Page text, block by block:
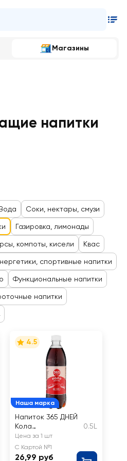
Магазины
напитки
Соки, нектары, смузи
Газировка, лимонады
компоты, кисели Квас
спортивные напитки
Функциональные напитки
напитки
Наша марка
4.5
Напиток 365 ДНЕЙ
Кола
среднегазированн
ый
0.5L
Цена за 1 шт
С Картой №1
26,99 руб